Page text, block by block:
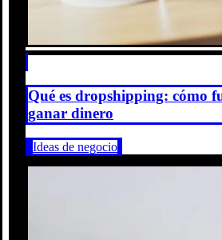
Qué es dropshipping: cómo
ganar dinero
Ideas de negocio